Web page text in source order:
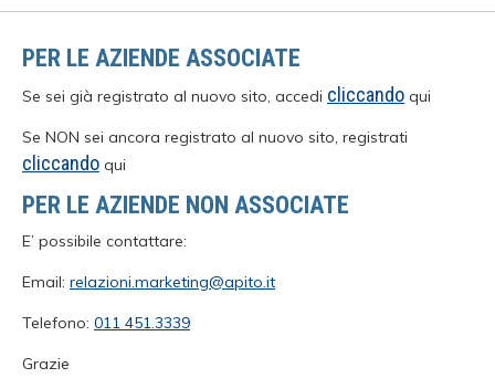
PER LE AZIENDE ASSOCIATE
Se sei già registrato al nuovo sito, accedi cliccando qui
Se NON sei ancora registrato al nuovo sito, registrati
cliccando qui
PER LE AZIENDE NON ASSOCIATE
E’ possibile contattare:
Email: relazioni.marketing@apito.it
Telefono: 011 451.3339
Grazie